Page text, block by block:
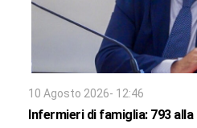
10 Agosto 2026- 12:46
Infermieri di famiglia: 793